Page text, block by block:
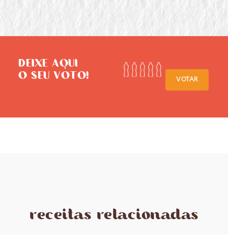
DEIXE AQUI
O SEU VOTO!
VOTAR
receitas relacionadas